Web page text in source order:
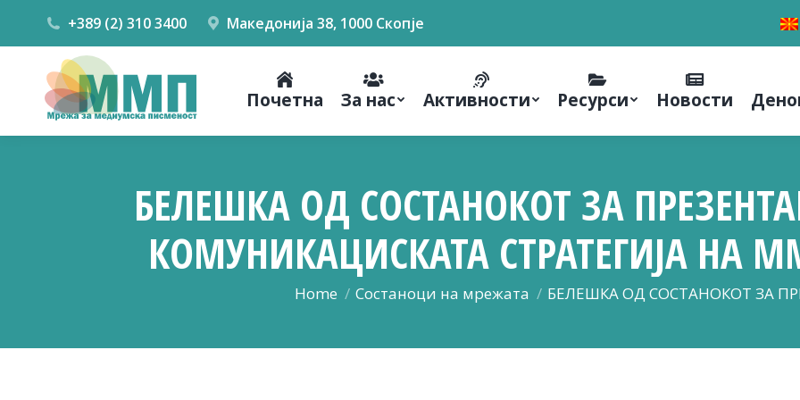
+389 (2) 310 3400 Македонија 38, 1000 Скопје
Почетна За нас Активности Ресурси Новости
БЕЛЕШКА ОД СОСТАНОКОТ ЗА
КОМУНИКАЦИСКАТА СТРАТЕГИЈА НА
You are here:
Home Состаноци на мрежата БЕЛЕШКА ОД СОСТАНОКОТ ЗА